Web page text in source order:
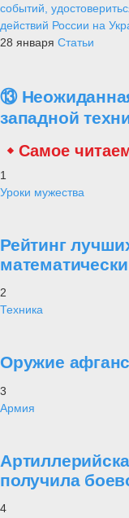
событий,
действий России на
28 января Статьи
⑬
западной
Самое
1
Уроки мужества
Рейтинг
2
Техника
Оружие
3
Армия
получила
4